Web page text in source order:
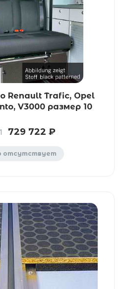
Renault Trafic, Opel
V3000 размер 10
729 722 ₽
отсутствует